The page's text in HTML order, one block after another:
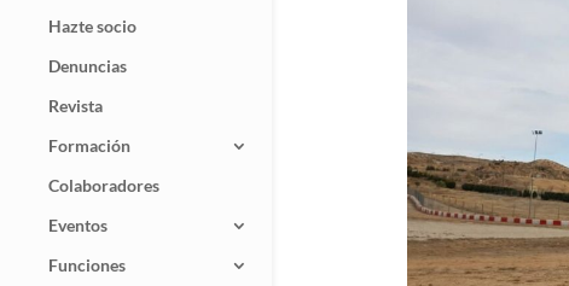
Hazte socio
Denuncias
Revista
Formación
Colaboradores
Eventos
Funciones